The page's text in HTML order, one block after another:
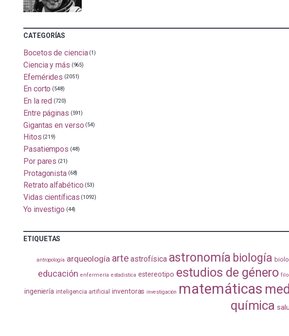
CATEGORÍAS
Bocetos de ciencia (1)
Ciencia y más (965)
Efemérides (2051)
En corto (548)
En la red (720)
Entre páginas (591)
Gigantas en verso (54)
Hitos (219)
Pasatiempos (48)
Por pares (21)
Protagonista (68)
Retrato alfabético (53)
Vidas científicas (1092)
Yo investigo (44)
ETIQUETAS
antropología arqueología arte astrofísica astronomía biología
educación enfermería estadistica estereotipo estudios de género
ingeniería inteligencia artificial inventoras investigación matemáticas
química